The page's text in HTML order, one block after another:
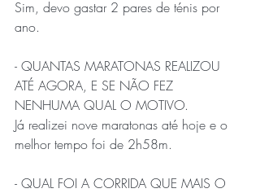
Sim, devo gastar 2 pares de ténis por
ano.
- QUANTAS MARATONAS REALIZOU
ATÉ AGORA, E SE NÃO FEZ
NENHUMA QUAL O MOTIVO.
Já realizei nove maratonas até hoje e o
melhor tempo foi de 2h58m.
- QUAL FOI A CORRIDA QUE MAIS O